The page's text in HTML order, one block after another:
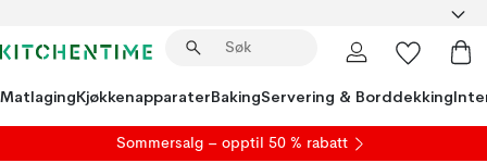
MatlagingKjøkkenapparaterBakingServering & Borddekking
Sommersalg – opptil 50 % rabatt